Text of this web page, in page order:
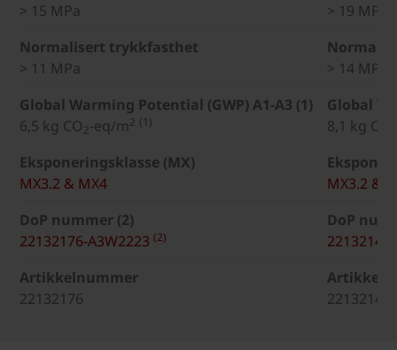
> 15 MPa
> 19 MPa
Normalisert trykkfasthet
> 11 MPa
> 14 MPa
Global Warming Potential (GWP) A1-A3 (1)
6,5 kg CO2-eq/m2 (1)
Global
8,1 kg CO
Eksponeringsklasse (MX)
MX3.2 & MX4
MX3.2 &
DoP nummer (2)
22132176-A3W2223 (2)
DoP
Artikkelnummer
22132176
22132143